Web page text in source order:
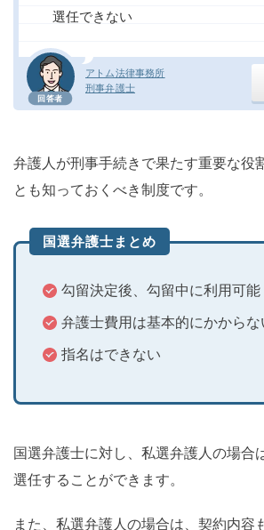
回答者
アトム法律事務所
刑事弁護士
選任できない
弁護人が刑事手続きで果たす重要な役
とも知っておくべき制度です。
国選弁護士まとめ
勾留決定後、勾留中に利用可能
弁護士費用は基本的にかからな
指名はできない
国選弁護士に対し、私選弁護人の場合
選任することができます。
また、私選弁護人の場合は、契約内容